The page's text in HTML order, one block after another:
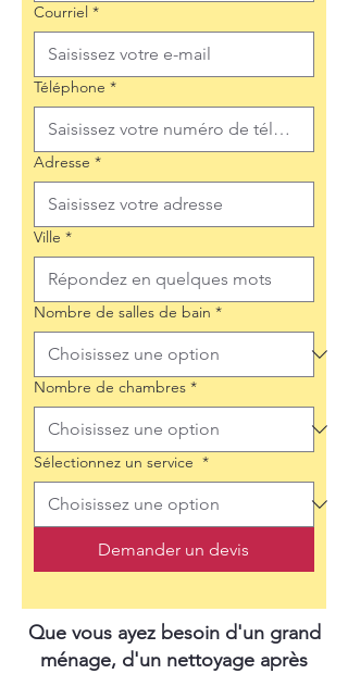
Courriel *
Téléphone *
Adresse *
Ville *
Nombre de salles de bain *
Nombre de chambres *
Sélectionnez un service *
Demander un devis
Que vous ayez besoin d'un grand
ménage, d'un nettoyage après